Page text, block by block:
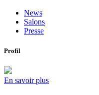
News
Salons
Presse
Profil
En savoir plus